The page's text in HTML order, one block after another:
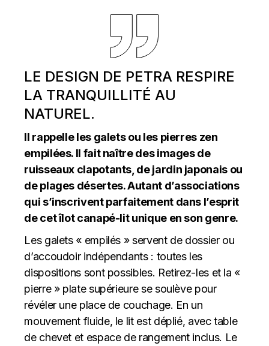
LE DESIGN DE PETRA RESPIRE
LA TRANQUILLITÉ AU
NATUREL.
Il rappelle les galets ou les pierres zen
empilées. Il fait naître des images de
ruisseaux clapotants, de jardin japonais ou
de plages désertes. Autant d’associations
qui s’inscrivent parfaitement dans l’esprit
de cet îlot canapé-lit unique en son genre.
Les galets « empilés » servent de dossier ou
d’accoudoir indépendants : toutes les
dispositions sont possibles. Retirez-les et la «
pierre » plate supérieure se soulève pour
révéler une place de couchage. En un
mouvement fluide, le lit est déplié, avec table
de chevet et espace de rangement inclus. Le